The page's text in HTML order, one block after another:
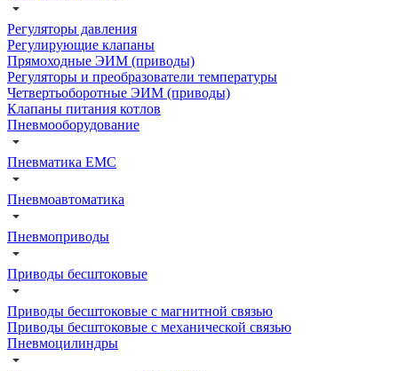
Регуляторы давления
Регулирующие клапаны
Прямоходные ЭИМ (приводы)
Регуляторы и преобразователи температуры
Четвертьоборотные ЭИМ (приводы)
Клапаны питания котлов
Пневмооборудование
Пневматика EMC
Пневмоавтоматика
Пневмоприводы
Приводы бесштоковые
Приводы бесштоковые с магнитной связью
Приводы бесштоковые с механической связью
Пневмоцилиндры